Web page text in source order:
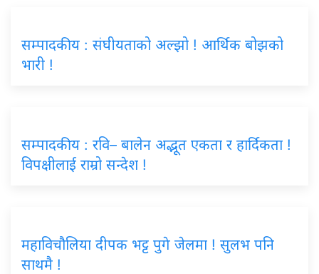
सम्पादकीय : संघीयताको अल्झो ! आर्थिक बोझको
भारी !
सम्पादकीय : रवि– बालेन अद्भूत एकता र हार्दिकता !
विपक्षीलाई राम्रो सन्देश !
महाविचौलिया दीपक भट्ट पुगे जेलमा ! सुलभ पनि
साथमै !